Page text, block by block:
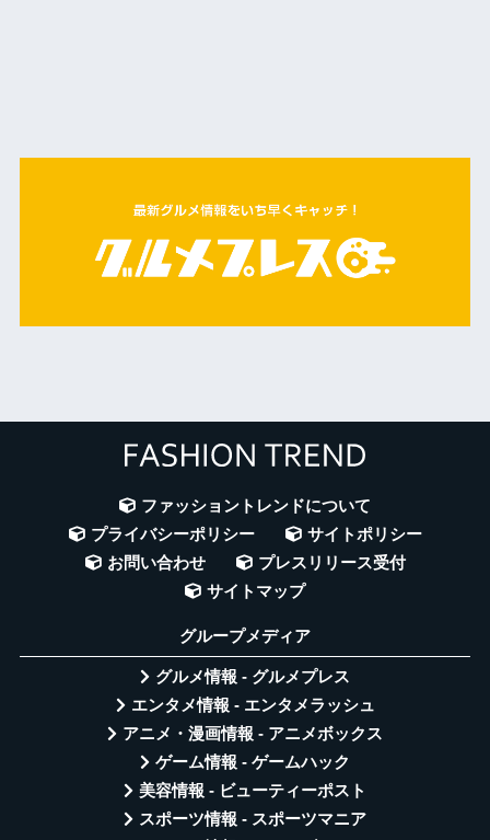
ファッショントレンドについて
プライバシーポリシー
サイトポリシー
お問い合わせ
プレスリリース受付
サイトマップ
グループメディア
グルメ情報 - グルメプレス
エンタメ情報 - エンタメラッシュ
アニメ・漫画情報 - アニメボックス
ゲーム情報 - ゲームハック
美容情報 - ビューティーポスト
スポーツ情報 - スポーツマニア